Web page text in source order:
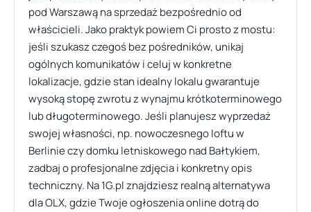
pod Warszawą na sprzedaż bezpośrednio od
właścicieli. Jako praktyk powiem Ci prosto z mostu:
jeśli szukasz czegoś bez pośredników, unikaj
ogólnych komunikatów i celuj w konkretne
lokalizacje, gdzie stan idealny lokalu gwarantuje
wysoką stopę zwrotu z wynajmu krótkoterminowego
lub długoterminowego. Jeśli planujesz wyprzedaż
swojej własności, np. nowoczesnego loftu w
Berlinie czy domku letniskowego nad Bałtykiem,
zadbaj o profesjonalne zdjęcia i konkretny opis
techniczny. Na 1G.pl znajdziesz realną alternatywa
dla OLX, gdzie Twoje ogłoszenia online dotrą do